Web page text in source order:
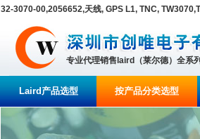
32-3070-00,2056652,天线, GPS L1, TNC,
专业代理销售laird（莱尔德）全系
Laird产品选型 按产品分类选型